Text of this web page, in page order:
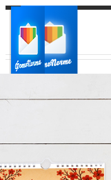
Ваш регион доставки
Выберите из списка: